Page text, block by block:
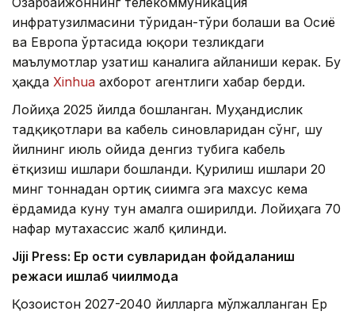
инфратузилмасини тўғридан-тўғри боғлаши ва Осиё
ва Европа ўртасида юқори тезликдаги
маълумотлар узатиш каналига айланиши керак. Бу
ҳақда Xinhua ахборот агентлиги хабар берди.
Лойиҳа 2025 йилда бошланган. Муҳандислик
тадқиқотлари ва кабель синовларидан сўнг, шу
йилнинг июль ойида денгиз тубига кабель
ётқизиш ишлари бошланди. Қурилиш ишлари 20
минг тоннадан ортиқ сиғимга эга махсус кема
ёрдамида куну тун амалга оширилди. Лойиҳага 70
нафар мутахассис жалб қилинди.
Jiji Press: Ер ости сувларидан фойдаланиш
режаси ишлаб чиқилмоқда
Қозоғистон 2027-2040 йилларга мўлжалланган Ер